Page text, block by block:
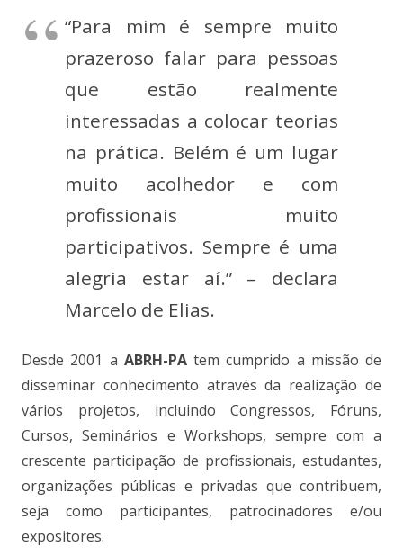
“Para mim é sempre muito
prazeroso falar para pessoas
que estão realmente
interessadas a colocar teorias
na prática. Belém é um lugar
muito acolhedor e com
profissionais muito
participativos. Sempre é uma
alegria estar aí.” – declara
Marcelo de Elias.
Desde 2001 a ABRH-PAtem cumprido a missão de
disseminar conhecimento através da realização de
vários projetos, incluindo Congressos, Fóruns,
Cursos, Seminários e Workshops, sempre com a
crescente participação de profissionais, estudantes,
organizações públicas e privadas que contribuem,
seja como participantes, patrocinadores e/ou
expositores.